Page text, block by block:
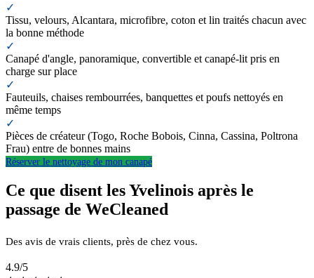
✓
Tissu, velours, Alcantara, microfibre, coton et lin traités chacun avec
la bonne méthode
✓
Canapé d'angle, panoramique, convertible et canapé-lit pris en
charge sur place
✓
Fauteuils, chaises rembourrées, banquettes et poufs nettoyés en
même temps
✓
Pièces de créateur (Togo, Roche Bobois, Cinna, Cassina, Poltrona
Frau) entre de bonnes mains
Réserver le nettoyage de mon canapé
Ce que disent les Yvelinois après le
passage de WeCleaned
Des avis de vrais clients, près de chez vous.
4.9/5